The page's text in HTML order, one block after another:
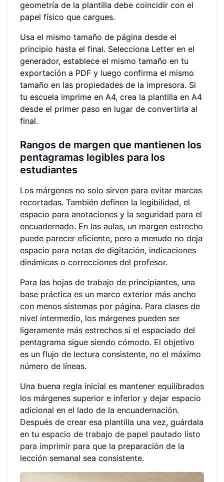
geometría de la plantilla debe coincidir con el
papel físico que cargues.
Usa el mismo tamaño de página desde el
principio hasta el final. Selecciona Letter en el
generador, establece el mismo tamaño en tu
exportación a PDF y luego confirma el mismo
tamaño en las propiedades de la impresora. Si
tu escuela imprime en A4, crea la plantilla en A4
desde el primer paso en lugar de convertirla al
final.
Rangos de margen que mantienen los
pentagramas legibles para los
estudiantes
Los márgenes no solo sirven para evitar marcas
recortadas. También definen la legibilidad, el
espacio para anotaciones y la seguridad para el
encuadernado. En las aulas, un margen estrecho
puede parecer eficiente, pero a menudo no deja
espacio para notas de digitación, indicaciones
dinámicas o correcciones del profesor.
Para las hojas de trabajo de principiantes, una
base práctica es un marco exterior más ancho
con menos sistemas por página. Para clases de
nivel intermedio, los márgenes pueden ser
ligeramente más estrechos si el espaciado del
pentagrama sigue siendo cómodo. El objetivo
es un flujo de lectura consistente, no el máximo
número de líneas.
Una buena regla inicial es mantener equilibrados
los márgenes superior e inferior y dejar espacio
adicional en el lado de la encuadernación.
Después de crear esa plantilla una vez, guárdala
en tu espacio de trabajo de papel pautado listo
para imprimir para que la preparación de la
lección semanal sea consistente.